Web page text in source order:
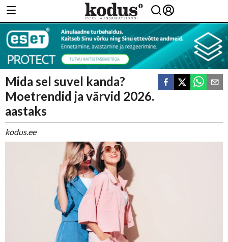
Mida sel suvel kanda?
Moetrendid ja värvid 2026.
aastaks
kodus.ee